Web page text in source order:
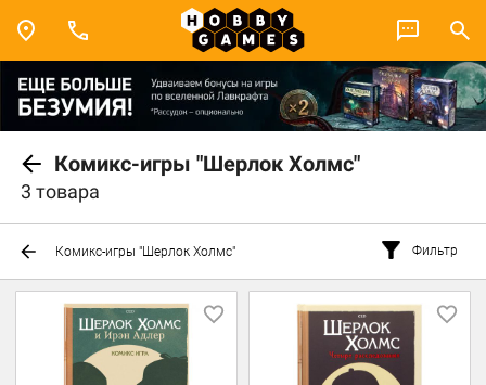
Комикс-игры "Шерлок Холмс"
3 товара
Комикс-игры "Шерлок Холмс" Фильтр